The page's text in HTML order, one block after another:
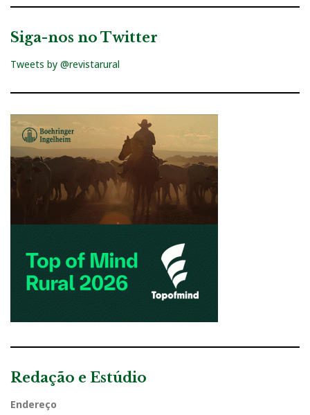
Siga-nos no Twitter
Tweets by @revistarural
Redação e Estúdio
Endereço